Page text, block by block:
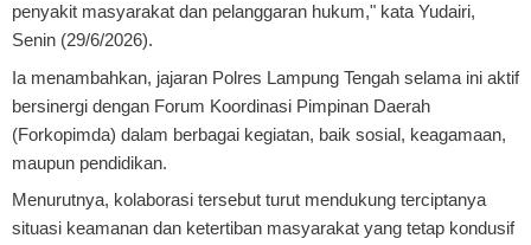
penyakit masyarakat dan pelanggaran hukum," kata Yudairi,
Senin (29/6/2026).
Ia menambahkan, jajaran Polres Lampung Tengah selama ini aktif
bersinergi dengan Forum Koordinasi Pimpinan Daerah
(Forkopimda) dalam berbagai kegiatan, baik sosial, keagamaan,
maupun pendidikan.
Menurutnya, kolaborasi tersebut turut mendukung terciptanya
situasi keamanan dan ketertiban masyarakat yang tetap kondusif